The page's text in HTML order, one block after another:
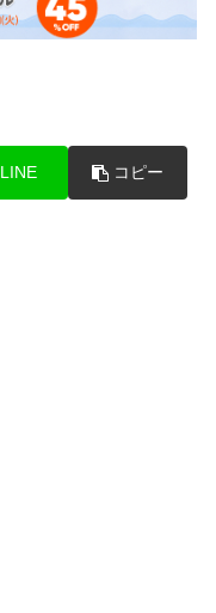
LINE コピー